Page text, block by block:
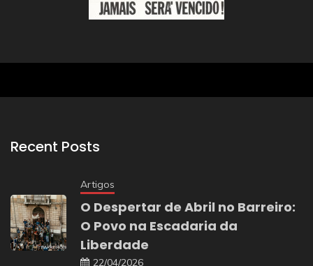
Recent Posts
Artigos
O Despertar de Abril no Barreiro:
O Povo na Escadaria da
Liberdade
22/04/2026